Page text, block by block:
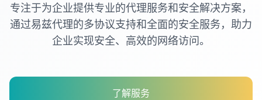
专注于为企业提供专业的代理服务和安全解决方案，
通过易兹代理的多协议支持和全面的安全服务，助力
企业实现安全、高效的网络访问。
了解服务